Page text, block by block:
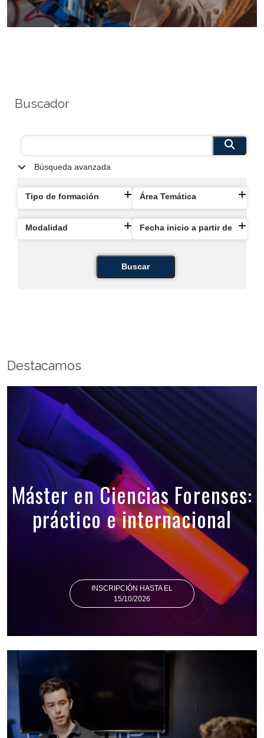
Buscador
Búsqueda avanzada
Tipo de formación Área Temática
Modalidad Fecha inicio a partir de
Buscar
Destacamos
Máster en Ciencias Forenses:
práctico e internacional
INSCRIPCIÓN HASTA EL
15/10/2026